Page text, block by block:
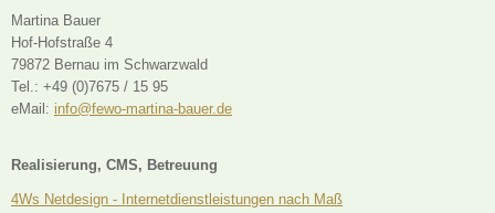
Martina Bauer
Hof-Hofstraße 4
79872 Bernau im Schwarzwald
Tel.: +49 (0)7675 / 15 95
eMail: info@fewo-martina-bauer.de
Realisierung, CMS, Betreuung
4Ws Netdesign - Internetdienstleistungen nach Maß